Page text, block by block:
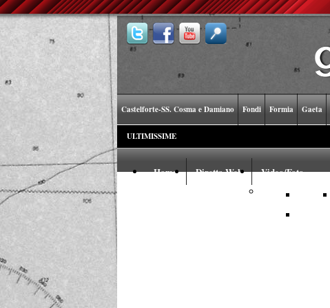
Castelforte-SS. Cosma e Damiano Fondi Formia Gaeta
ULTIMISSIME
Home Diretta Web
Video/Foto
Video